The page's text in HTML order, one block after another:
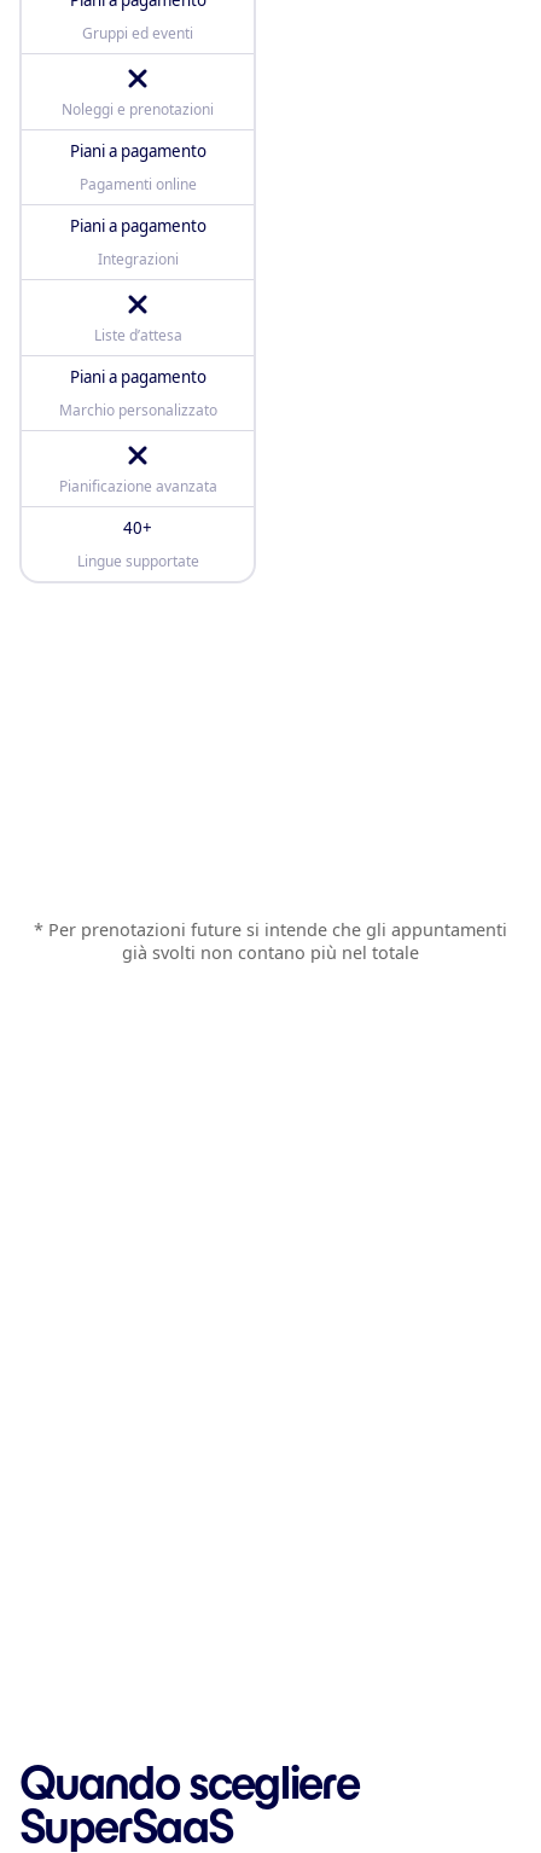
Gruppi ed eventi
Noleggi e prenotazioni
Piani a pagamento
Pagamenti online
Piani a pagamento
Integrazioni
Liste d’attesa
Piani a pagamento
Marchio personalizzato
Pianificazione avanzata
40+
Lingue supportate
* Per prenotazioni future si intende che gli appuntamenti
già svolti non contano più nel totale
Quando scegliere
SuperSaaS